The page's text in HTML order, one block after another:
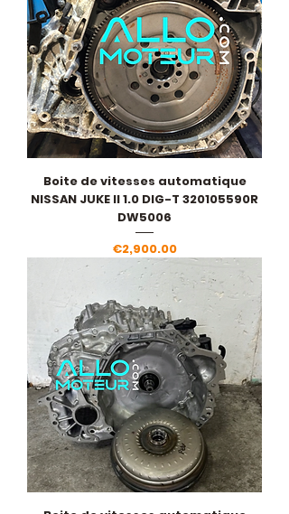
Boite de vitesses automatique
NISSAN JUKE II 1.0 DIG-T 320105590R
DW5006
Price
€2,900.00